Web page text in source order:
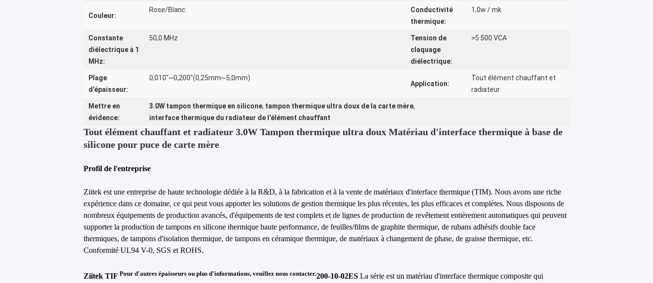
Couleur:
Rose/Blanc
Conductivité
thermique:
1,0w / mk
Constante
diélectrique à 1
MHz:
50,0 MHz
Tension de
claquage
diélectrique:
>5 500 VCA
Plage
d'épaisseur:
0,010"~0,200"(0,25mm~5,0mm)
Application:
Tout élément chauffant et
radiateur
Mettre en
évidence:
3.0W tampon thermique en silicone, tampon thermique ultra doux de la carte mère,
interface thermique du radiateur de l'élément chauffant
Tout élément chauffant et radiateur 3.0W Tampon thermique ultra doux Matériau d'interface thermique à base de
silicone pour puce de carte mère
Profil de l'entreprise
Ziitek est une entreprise de haute technologie dédiée à la R&D, à la fabrication et à la vente de matériaux d'interface thermique (TIM). Nous avons une riche
expérience dans ce domaine, ce qui peut vous apporter les solutions de gestion thermique les plus récentes, les plus efficaces et complètes. Nous disposons de
nombreux équipements de production avancés, d'équipements de test complets et de lignes de production de revêtement entièrement automatiques qui peuvent
supporter la production de tampons en silicone thermique haute performance, de feuilles/films de graphite thermique, de rubans adhésifs double face
thermiques, de tampons d'isolation thermique, de tampons en céramique thermique, de matériaux à changement de phase, de graisse thermique, etc.
Conformité UL94 V-0, SGS et ROHS.
Ziitek TIF Pour d'autres épaisseurs ou plus d'informations, veuillez nous contacter.200-10-02ES La série est un matériau d'interface thermique composite qui